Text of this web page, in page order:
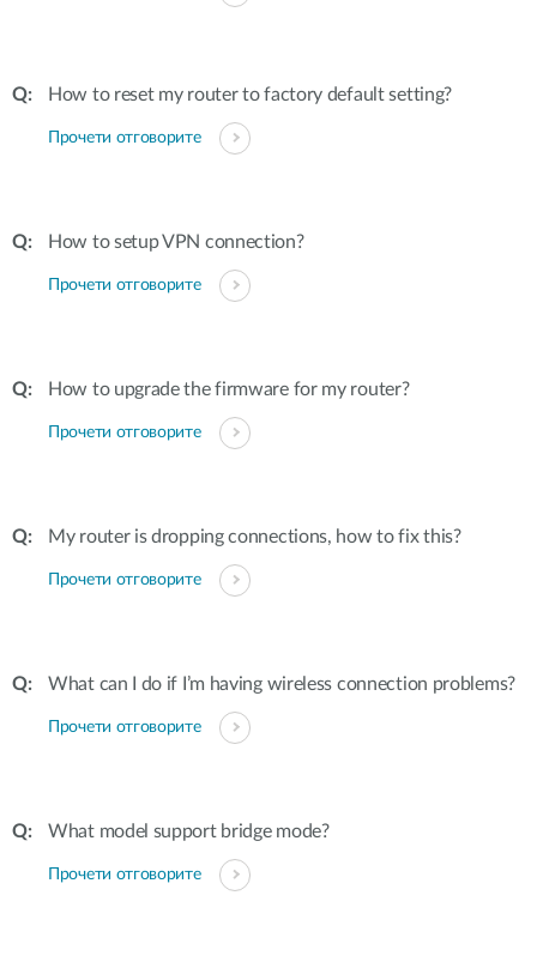
How to reset my router to factory default setting?
Прочети отговорите
How to setup VPN connection?
Прочети отговорите
How to upgrade the firmware for my router?
Прочети отговорите
My router is dropping connections, how to fix this?
Прочети отговорите
What can I do if I’m having wireless connection problems?
Прочети отговорите
What model support bridge mode?
Прочети отговорите